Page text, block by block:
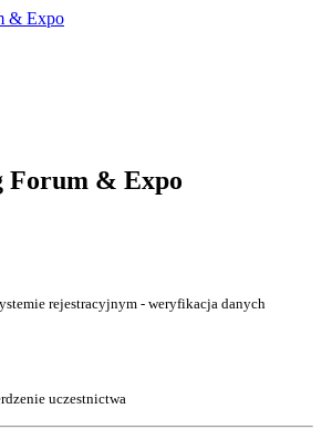
& Expo
rejestracyjnym - weryfikacja danych
uczestnictwa